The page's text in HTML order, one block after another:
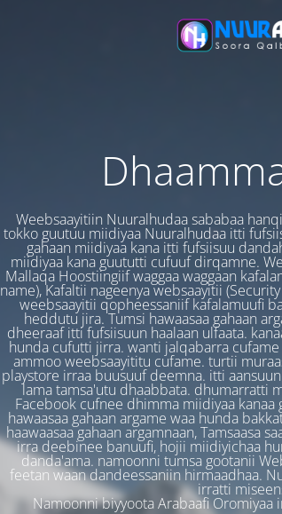
Weebsaayitiin Nuuralhudaa sababaa
tokko guutuu miidiyaa Nuuralhudaa itti
gahaan miidiyaa kana itti fufsiisuu
miidiyaa kana guututti cufuuf dirqamne.
Mallaqa Hoostiingiif waggaa waggaan
name), Kafaltii nageenya websaayitii
weebsaayitii qopheessaniif kafalamuufi
heddutu jira. Tumsi hawaasaa gahaan
dheeraaf itti fufsiisuun haalaan ulfaata.
hunda cufutti jirra. wanti jalqabarra
ammoo weebsaayititu cufame. turtii
playstore irraa buusuuf deemna. itti
lama tamsa'utu dhaabbata. dhumarratti
Facebook cufnee dhimma miidiyaa
hawaasaa gahaan argame waa hunda
haawaasaa gahaan argamnaan, Tamsaasa
irra deebinee banuufi, hojii miidiyichaa
danda'ama. namoonni tumsa gootanii
feetan waan dandeessaniin hirmaadhaa.
irratti
Namoonni biyyoota Arabaafi Oromiyaa